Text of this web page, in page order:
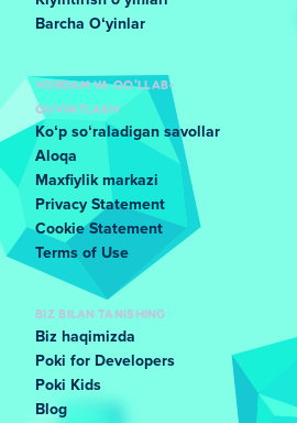
Barcha Oʻyinlar
YORDAM VA QO'LLAB-
QUVVATLASH
Koʻp soʻraladigan savollar
Aloqa
Maxfiylik markazi
Privacy Statement
Cookie Statement
Terms of Use
BIZ BILAN TANISHING
Biz haqimizda
Poki for Developers
Poki Kids
Blog